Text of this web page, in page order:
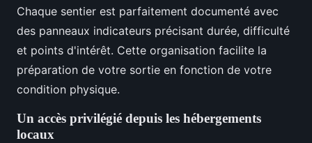
Chaque sentier est parfaitement documenté avec
des panneaux indicateurs précisant durée, difficulté
et points d'intérêt. Cette organisation facilite la
préparation de votre sortie en fonction de votre
condition physique.
Un accès privilégié depuis les hébergements
locaux